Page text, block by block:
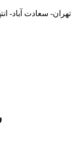
تهران- سعادت آباد-